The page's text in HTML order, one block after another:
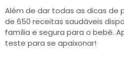
Além de dar todas as dicas de
de 650 receitas saudáveis
família e segura para o bebê.
teste para se apaixonar!